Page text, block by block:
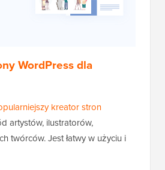
WordPress dla
kreator stron
artystów, ilustratorów,
twórców. Jest łatwy w użyciu i